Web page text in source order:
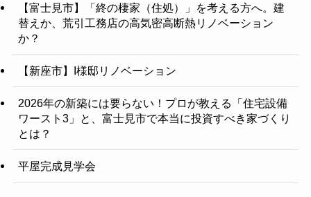
【富士見市】「終の棲家（住処）」を考える方へ。建
替えか、荒引工務店の高気密高断熱リノベーション
か？
【新座市】I様邸リノベーション
2026年の新築には要らない！プロが教える「住宅設備
ワースト3」と、富士見市で本当に投資すべき家づくり
とは？
平屋完成見学会